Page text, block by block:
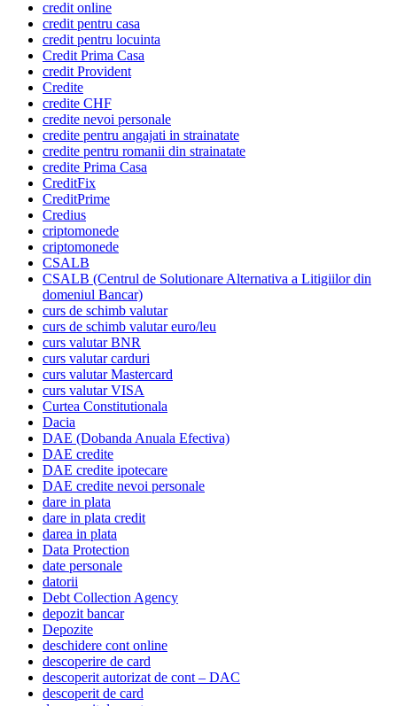
credit online
credit pentru casa
credit pentru locuinta
Credit Prima Casa
credit Provident
Credite
credite CHF
credite nevoi personale
credite pentru angajati in strainatate
credite pentru romanii din strainatate
credite Prima Casa
CreditFix
CreditPrime
Credius
criptomonede
criptomonede
CSALB
CSALB (Centrul de Solutionare Alternativa a Litigiilor din
domeniul Bancar)
curs de schimb valutar
curs de schimb valutar euro/leu
curs valutar BNR
curs valutar carduri
curs valutar Mastercard
curs valutar VISA
Curtea Constitutionala
Dacia
DAE (Dobanda Anuala Efectiva)
DAE credite
DAE credite ipotecare
DAE credite nevoi personale
dare in plata
dare in plata credit
darea in plata
Data Protection
date personale
datorii
Debt Collection Agency
depozit bancar
Depozite
deschidere cont online
descoperire de card
descoperit autorizat de cont – DAC
descoperit de card